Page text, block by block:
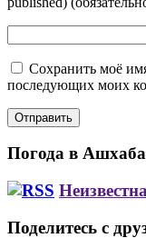
Сохранить моё
последующих моих
Погода в
Поделитесь с